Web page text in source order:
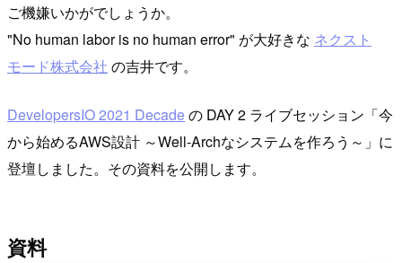
ご機嫌いかがでしょうか。
"No human labor is no human error" が大好きな ネクスト
モード株式会社 の吉井です。
DevelopersIO 2021 Decadeの DAY 2 ライブセッション「今
から始めるAWS設計 ～Well-Archなシステムを作ろう～」に
登壇しました。その資料を公開します。
資料